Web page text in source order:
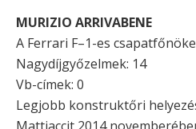
MURIZIO ARRIVABENE
A Ferrari F–1-es
Nagydíjgyőzelmek: 14
Vb-címek: 0
Legjobb konstruktőri